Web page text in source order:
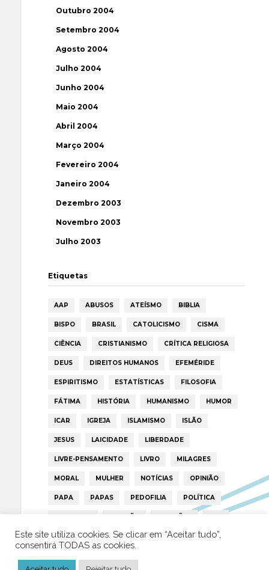
Outubro 2004
Setembro 2004
Agosto 2004
Julho 2004
Junho 2004
Maio 2004
Abril 2004
Março 2004
Fevereiro 2004
Janeiro 2004
Dezembro 2003
Novembro 2003
Julho 2003
Etiquetas
AAP ABUSOS ATEÍSMO BIBLIA
BISPO BRASIL CATOLICISMO CISMA
CIÊNCIA CRISTIANISMO CRÍTICA RELIGIOSA
DEUS DIREITOS HUMANOS EFEMÉRIDE
ESPIRITISMO ESTATÍSTICAS FILOSOFIA
FÁTIMA HISTÓRIA HUMANISMO HUMOR
ICAR IGREJA ISLAMISMO ISLÃO
JESUS LAICIDADE LIBERDADE
LIVRE-PENSAMENTO LIVRO MILAGRES
MORAL MULHER NOTÍCIAS OPINIÃO
PAPA PAPAS PEDOFILIA POLÍTICA
PORTUGAL RELIGIÃO RELIGIÕES RTP
TRUMP VATICANO
Este site utiliza cookies. Se clicar em “Aceitar tudo”,
consentirá TODAS as cookies.